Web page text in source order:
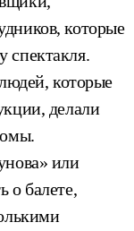
которые
спектакля.
которые
делали
или
о балете,